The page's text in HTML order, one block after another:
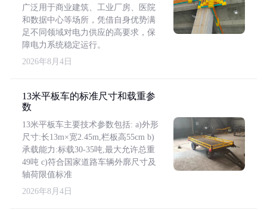
广泛用于商业建筑、工业厂房、医院
和数据中心等场所，凭借自身优势满
足不同领域对电力供应的高要求，保
障电力系统稳定运行。
2026年8月4日
13米平板车的标准尺寸和载重参
数
13米平板车主要技术参数包括: a)外形
尺寸:长13m×宽2.45m,栏板高55cm b)
承载能力:标载30-35吨,最大允许总重
49吨 c)符合国家道路车辆外廓尺寸及
轴荷限值标准
2026年8月4日